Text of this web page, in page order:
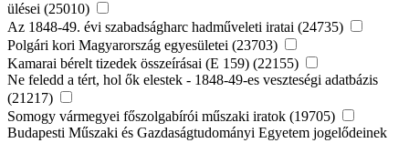
ülései (25010)
Az 1848-49. évi szabadságharc hadműveleti iratai (24735)
Polgári kori Magyarország egyesületei (23703)
Kamarai bérelt tizedek összeírásai (E 159) (22155)
Ne feledd a tért, hol ők elestek - 1848-49-es veszteségi adatbázis
(21217)
Somogy vármegyei főszolgabírói műszaki iratok (19705)
Budapesti Műszaki és Gazdaságtudományi Egyetem jogelődeinek